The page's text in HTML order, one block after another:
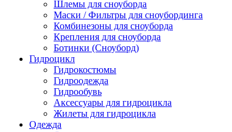
Шлемы для сноуборда
Маски / Фильтры для сноубординга
Комбинезоны для сноуборда
Крепления для сноуборда
Ботинки (Сноуборд)
Гидроцикл
Гидрокостюмы
Гидроодежда
Гидрообувь
Аксессуары для гидроцикла
Жилеты для гидроцикла
Одежда